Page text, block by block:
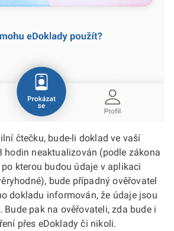
čtečku, bude-li doklad ve vaší
hodin neaktualizován (podle zákona
kterou budou údaje v aplikaci
bude případný ověřovatel
dokladu informován, že údaje jsou
Bude pak na ověřovateli, zda bude i
přes eDoklady či nikoli.